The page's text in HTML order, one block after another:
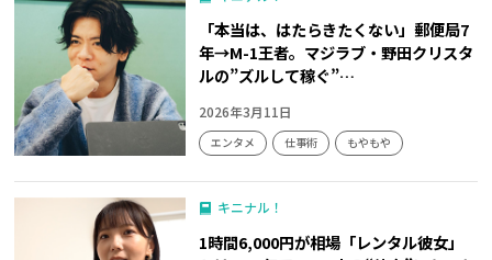
「本当は、はたらきたくない」郵便局7
年→M-1王者。マジラブ・野田クリスタ
ルの”ズルして稼ぐ”…
2026年3月11日
エンタメ 仕事術 もやもや
キニナル！
1時間6,000円が相場「レンタル彼女」